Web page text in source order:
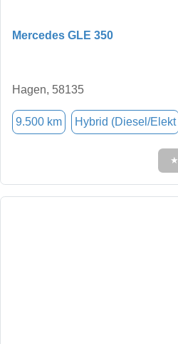
Mercedes GLE 350
Hagen, 58135
9.500 km Hybrid (Diesel/Elekt
★